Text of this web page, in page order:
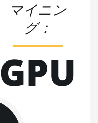
マイニン
グ：
GPU